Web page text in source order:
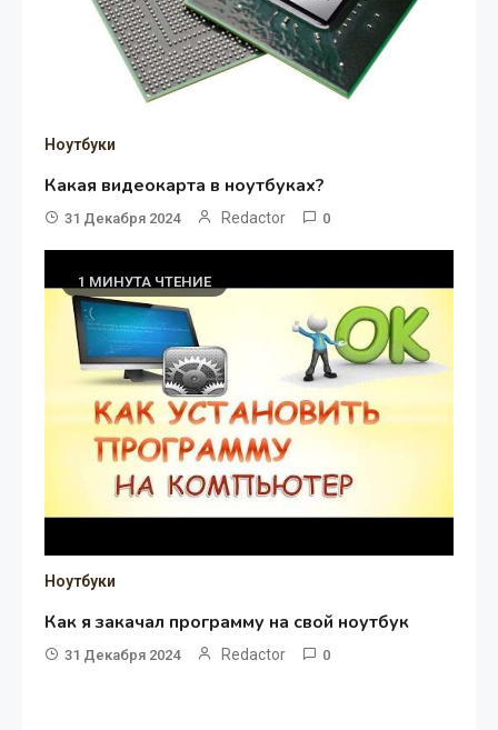
Ноутбуки
Какая видеокарта в ноутбуках?
31 Декабря 2024 Redactor 0
1 МИНУТА ЧТЕНИЕ
Ноутбуки
Как я закачал программу на свой ноутбук
31 Декабря 2024 Redactor 0